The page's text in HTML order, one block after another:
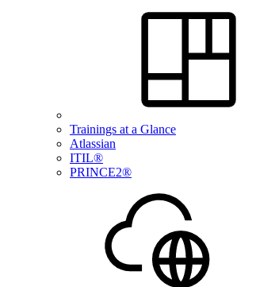
Trainings at a Glance
Atlassian
ITIL®
PRINCE2®